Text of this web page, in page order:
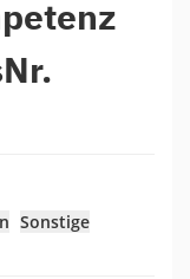
Sonstige